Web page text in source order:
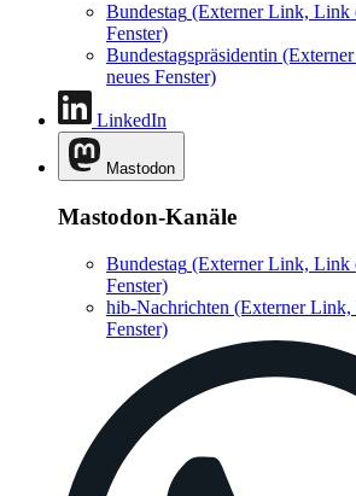
Bundestag (Externer Link, Link
Fenster)
Bundestagspräsidentin
neues Fenster)
LinkedIn
Mastodon
Mastodon-Kanäle
Bundestag (Externer Link, Link
Fenster)
hib-Nachrichten (Externer Link,
Fenster)